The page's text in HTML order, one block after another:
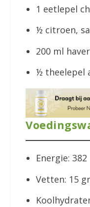
1 eetlepel
½ citroen,
200 ml
½ theelepel
Energie: 382
Vetten: 15 gr